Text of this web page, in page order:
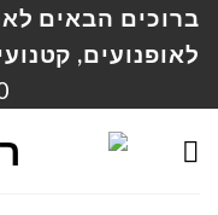
Skipברוכים הבאים
לאופנועים,